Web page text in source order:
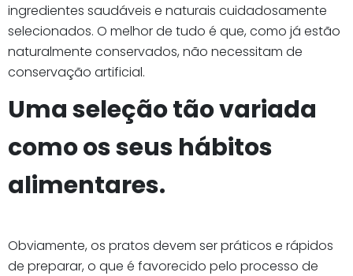
ingredientes saudáveis e naturais cuidadosamente
selecionados. O melhor de tudo é que, como já estão
naturalmente conservados, não necessitam de
conservação artificial.
Uma seleção tão variada
como os seus hábitos
alimentares.
Obviamente, os pratos devem ser práticos e rápidos
de preparar, o que é favorecido pelo processo de